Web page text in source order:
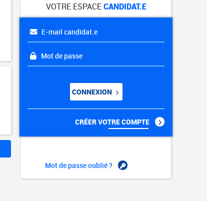
VOTRE ESPACECANDIDAT.E
E-mail candidat.e
Mot de passe
CONNEXION
CRÉER VOTRE COMPTE
Mot de passe oublié ?